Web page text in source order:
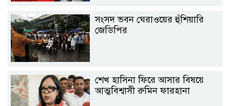
সংসদ ভবন ঘেরাওয়ের হুঁশিয়ারি
জেডিপির
শেখ হাসিনা ফিরে আসার বিষয়ে
আত্মবিশ্বাসী রুমিন ফারহানা